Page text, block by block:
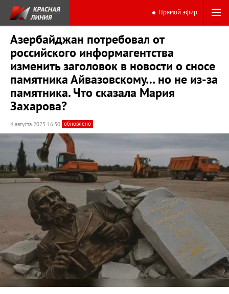
Прямой эфир
Азербайджан потребовал от
российского информагентства
изменить заголовок в новости о сносе
памятника Айвазовскому… но не из-за
памятника. Что сказала Мария
Захарова?
4 августа 2025 16:30 обновлено